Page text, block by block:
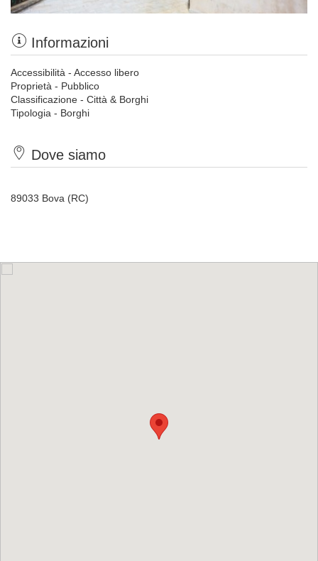
Informazioni
Accessibilità - Accesso libero
Proprietà - Pubblico
Classificazione - Città & Borghi
Tipologia - Borghi
Dove siamo
89033 Bova (RC)